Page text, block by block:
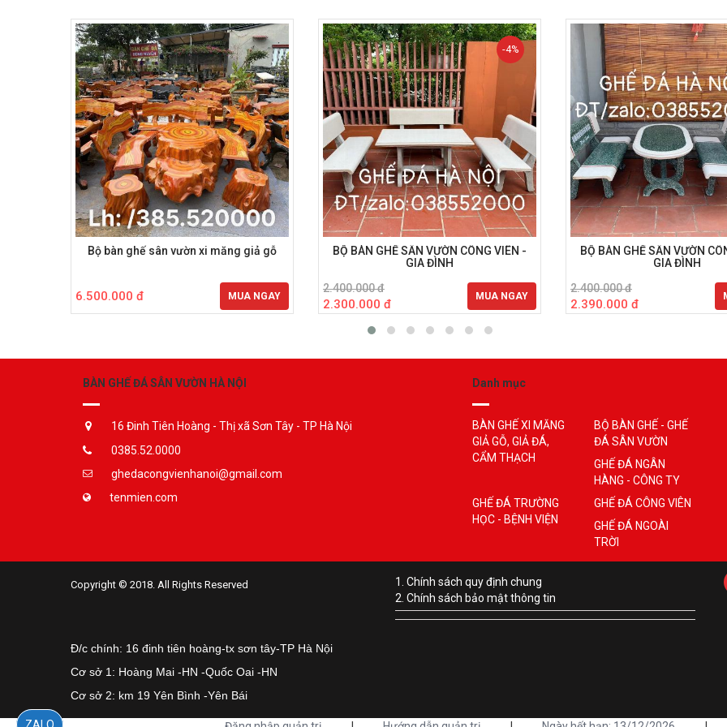
Bộ bàn ghế sân vườn xi măng giả gỗ
6.500.000 đ MUA NGAY
-4%
BỘ BÀN GHẾ SÂN VƯỜN CÔNG VIÊN -
GIA ĐÌNH
2.400.000 đ
2.300.000 đ
MUA NGAY
BỘ BÀN GHẾ SÂN VƯỜN
GIA ĐÌNH
2.400.000 đ
2.390.000 đ
BÀN GHẾ ĐÁ SÂN VƯỜN HÀ NỘI
16 Đinh Tiên Hoàng - Thị xã Sơn Tây - TP Hà Nội
0385.52.0000
ghedacongvienhanoi@gmail.com
tenmien.com
Danh mục
BÀN GHẾ XI MĂNG
GIẢ GỖ, GIẢ ĐÁ,
CẨM THẠCH
BỘ BÀN GHẾ - GHẾ
ĐÁ SÂN VƯỜN
GHẾ ĐÁ NGÂN
HÀNG - CÔNG TY
GHẾ ĐÁ TRƯỜNG
HỌC - BỆNH VIỆN
GHẾ ĐÁ CÔNG VIÊN
GHẾ ĐÁ NGOÀI
TRỜI
Copyright © 2018. All Rights Reserved
1. Chính sách quy định chung
2. Chính sách bảo mật thông tin
Đ/c chính: 16 đinh tiên hoàng-tx sơn tây-TP Hà Nội
Cơ sở 1: Hoàng Mai -HN -Quốc Oai -HN
Cơ sở 2: km 19 Yên Bình -Yên Bái